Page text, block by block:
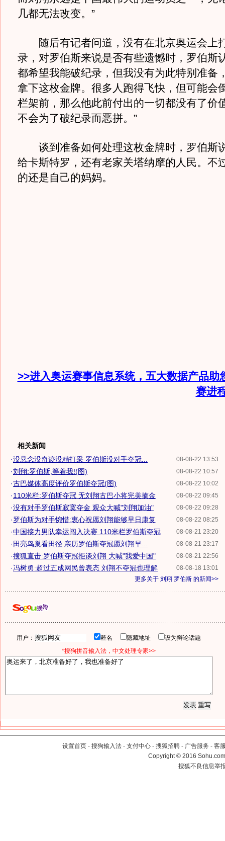
几都无法改变。”
随后有记者问道，没有在北京奥运会上
录，对罗伯斯来说是否有些遗憾时，罗伯斯
都希望我能破纪录，但我没有为此特别准备
拿下这枚金牌。很多人跑得飞快，但可能会
栏架前，那么他此前付出的一切都没有了价
不会为了破纪录而恶拼。”
谈到准备如何处理这枚金牌时，罗伯斯
给卡斯特罗，还有老家关塔纳摩的人民。不
的还是自己的妈妈。
>>进入奥运赛事信息系统，五大数据产品助
赛进
相关新闻
08-08-22 13:53
·没悬念没奇迹没精打采 罗伯斯没对手夺冠...
08-08-22 10:57
·刘翔:罗伯斯,等着我!(图)
08-08-22 10:02
·古巴媒体高度评价罗伯斯夺冠(图)
08-08-22 09:45
·110米栏:罗伯斯夺冠 无刘翔古巴小将完美摘金
08-08-22 09:28
·没有对手罗伯斯寂寞夺金 观众大喊"刘翔加油"
08-08-22 08:25
·罗伯斯为对手惋惜:衷心祝愿刘翔能够早日康复
08-08-21 23:20
·中国接力男队幸运闯入决赛 110米栏罗伯斯夺冠
08-08-21 23:17
· 田亮鸟巢看田径 亲历罗伯斯夺冠愿刘翔早...
08-08-21 22:56
·搜狐直击:罗伯斯夺冠拒谈刘翔 大喊"我爱中国"
08-08-18 13:01
·冯树勇:超过五成网民曾表态 刘翔不夺冠也理解
更多关于 刘翔 罗伯斯 的新闻>>
用户： 匿名 隐藏地址
设为辩论话题
*搜狗拼音输入法，中文处理专家>>
设置首页 - 搜狗输入法 - 支付中心 - 搜狐招聘 - 广告服务 - 客
Copyright©2016
搜狐不良信息举